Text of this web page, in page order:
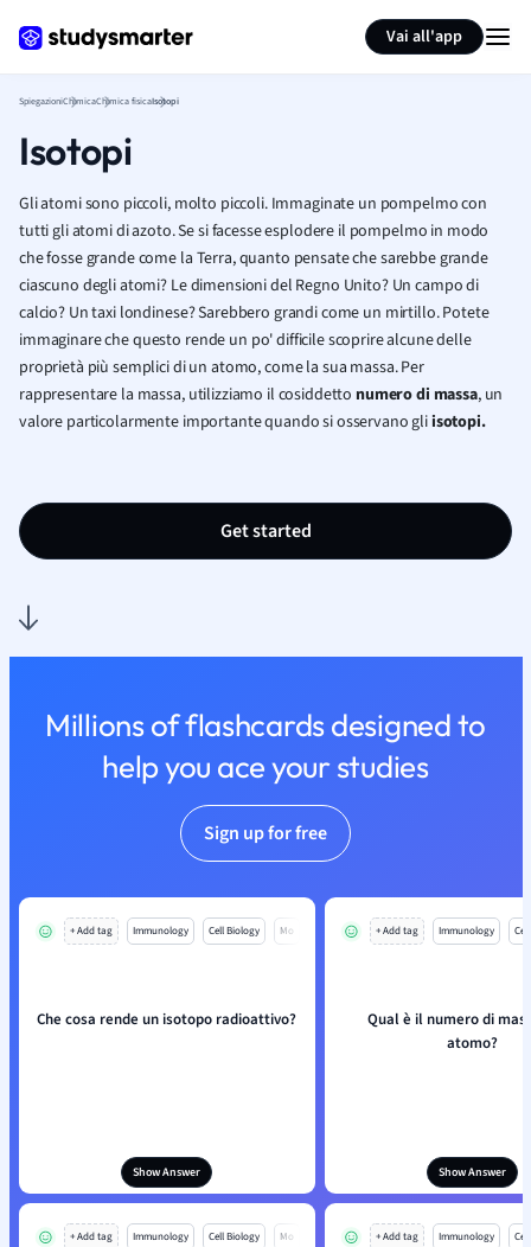
Vai all'app
SpiegazioniChimicaChimica fisicaIsotopi
Isotopi
Gli atomi sono piccoli, molto piccoli. Immaginate un pompelmo con
tutti gli atomi di azoto. Se si facesse esplodere il pompelmo in modo
che fosse grande come la Terra, quanto pensate che sarebbe grande
ciascuno degli atomi? Le dimensioni del Regno Unito? Un campo di
calcio? Un taxi londinese? Sarebbero grandi come un mirtillo. Potete
immaginare che questo rende un po' difficile scoprire alcune delle
proprietà più semplici di un atomo, come la sua massa. Per
rappresentare la massa, utilizziamo il cosiddetto numero di massa, un
valore particolarmente importante quando si osservano gli isotopi.
Get started
Millions of flashcards designed to
help you ace your studies
Sign up for free
+ Add tag Immunology Cell Biology Mo
Che cosa rende un isotopo radioattivo?
Show Answer
+ Add tag Immunology
Qual è il numero di
atomo?
Show Answer
+ Add tag Immunology Cell Biology Mo + Add tag Immunology
Summarize page